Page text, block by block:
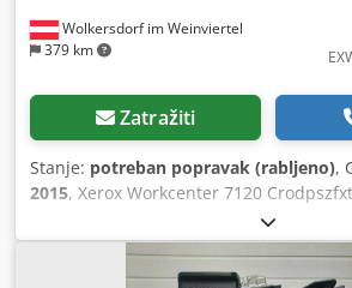
Wolkersdorf im Weinviertel
379 km
Zatražiti
Stanje: potreban popravak (rabljeno),
2015, Xerox Workcenter 7120
Potrebna pažnja (kvar na izlaznoj
preostale zalihe tonera itd. Samo